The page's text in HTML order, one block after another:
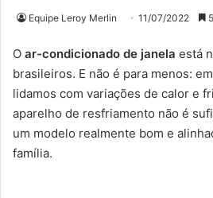
Equipe Leroy Merlin 11/07/2022
O ar-condicionado de janela está
brasileiros. E não é para menos:
lidamos com variações de calor e
aparelho de resfriamento não é
um modelo realmente bom e
família.